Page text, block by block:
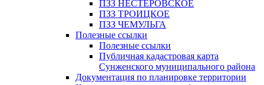
ПЗЗ НЕСТЕРОВСКОЕ
ПЗЗ ТРОИЦКОЕ
ПЗЗ ЧЕМУЛЬГА
Полезные ссылки
Полезные ссылки
Публичная кадастровая карта
Сунженского муниципального района
Документация по планировке территории